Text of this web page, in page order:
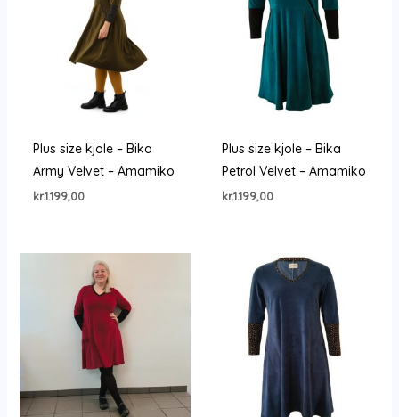
Plus size kjole – Bika
Army Velvet – Amamiko
kr.1.199,00
Plus size kjole – Bika
Petrol Velvet – Amamiko
kr.1.199,00